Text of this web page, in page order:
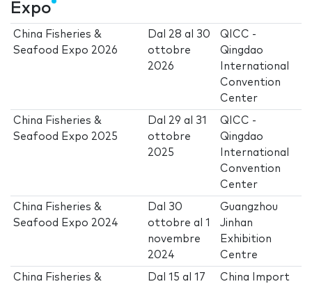
Expo
China Fisheries &
Seafood Expo 2026
Dal 28 al 30
ottobre
2026
QICC -
Qingdao
International
Convention
Center
China Fisheries &
Seafood Expo 2025
Dal 29 al 31
ottobre
2025
QICC -
Qingdao
International
Convention
Center
China Fisheries &
Seafood Expo 2024
Dal 30
ottobre al1
novembre
2024
Guangzhou
Jinhan
Exhibition
Centre
China Fisheries &
Dal15 al17
China Import